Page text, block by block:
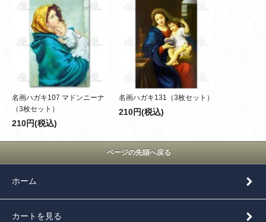
名画ハガキ107 マドンニーナ
（3枚セット）
210円(税込)
名画ハガキ131（3枚セット）
210円(税込)
ページの先頭へ戻る
ホーム
カートを見る